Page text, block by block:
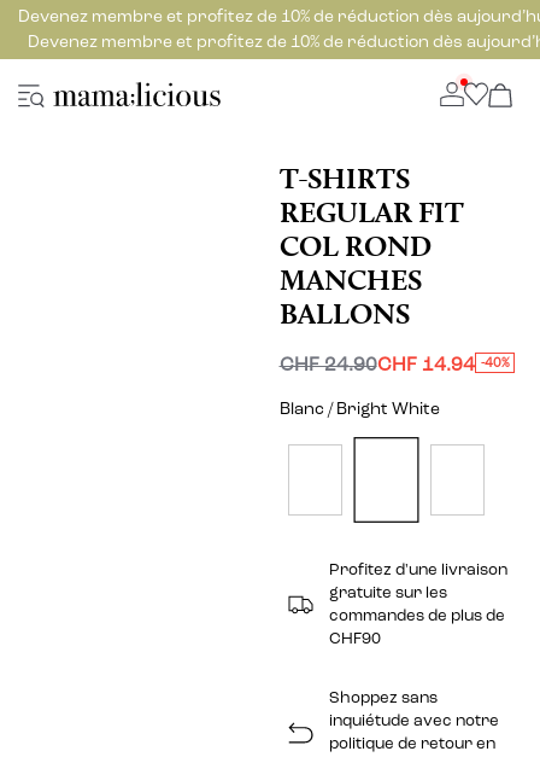
Devenez membre et profitez de 10% de réduction dès
Devenez membre et profitez de 10% de réduction dès
T-SHIRTS
REGULAR FIT
COL ROND
MANCHES
BALLONS
CHF 24.90CHF 14.94 -40%
Blanc / Bright White
Profitez d'une livraison
gratuite sur les
commandes de plus de
CHF90
Shoppez sans
inquiétude avec notre
politique de retour en